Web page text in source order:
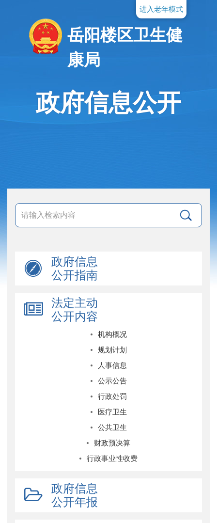
进入老年模式
岳阳楼区卫生健
康局
政府信息公开
政府信息
公开指南
法定主动
公开内容
机构概况
规划计划
人事信息
公示公告
行政处罚
医疗卫生
公共卫生
财政预决算
行政事业性收费
政府信息
公开年报